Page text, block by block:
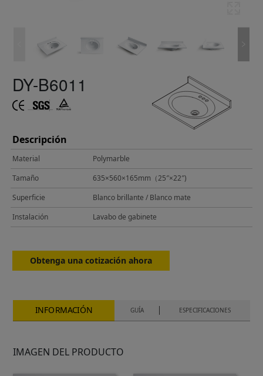
DY-B6011
Descripción
Material
Polymarble
Tamaño
635×560×165mm（25″×22″)
Superficie
Blanco brillante / Blanco mate
Instalación
Lavabo de gabinete
Obtenga una cotización ahora
INFORMACIÓN GUÍA ESPECIFICACIONES
IMAGEN DEL PRODUCTO